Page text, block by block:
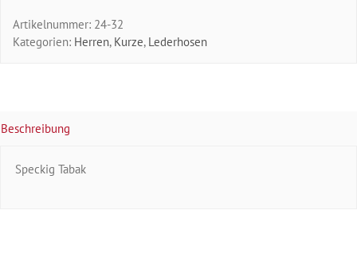
Artikelnummer: 24-32
Kategorien: Herren, Kurze, Lederhosen
Beschreibung
Speckig Tabak